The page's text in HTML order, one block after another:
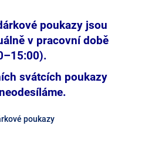
poukazy jsou
v pracovní době
svátcích poukazy
poukazy